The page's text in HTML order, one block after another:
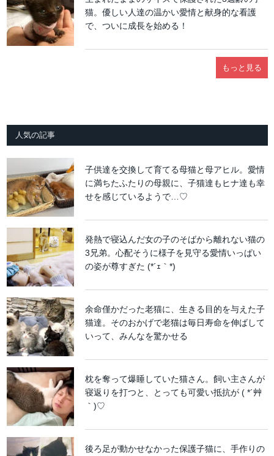
猫。優しい人達の温かい愛情と献身的な看護
で、ついに成長を始める！
もっと見る
人気の記事
子供達を交換して育てる母猫と母アヒル。愛情
に満ちたふたりの母親に、子猫達もヒナ達も幸
せを感じているようで…♡
発熱で寝込んだ女の子のそばから離れない猫の
3兄弟。心配そうに様子を見守る愛情いっぱい
の姿が尊すぎた (*´ｪ｀*)
余命僅かだった老猫に、生きる目的を与えた子
猫達。そのおかげで老猫は毎日寿命を伸ばして
いって、みんなを驚かせる
枕を奪って爆睡していた猫さん。飼い主さんが
寝返りを打つと、とっても可愛い抵抗が ( *´艸
｀)♡
後ろ足が動かせなかった保護子猫に、手作りの